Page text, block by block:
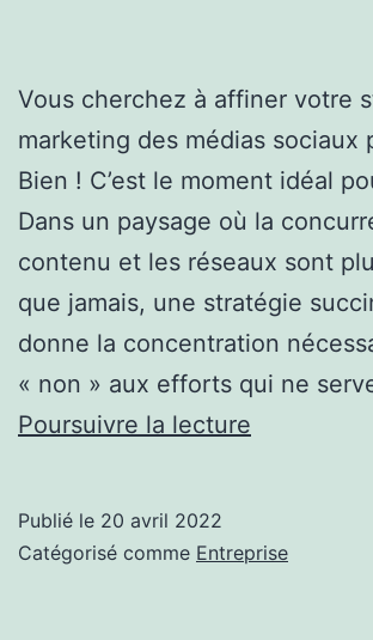
Vous cherchez à affiner votre
marketing des médias sociaux
Bien ! C’est le moment idéal
Dans un paysage où la
contenu et les réseaux sont
que jamais, une stratégie
donne la concentration
« non » aux efforts qui ne
Poursuivre la lecture
de
Publié le 20 avril 2022
Catégorisé comme Entreprise